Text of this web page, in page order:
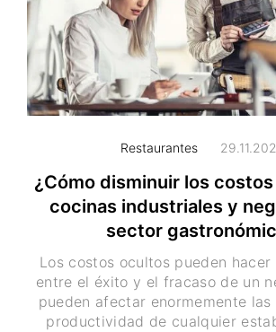
Restaurantes
¿Cómo disminuir los
cocinas industriales y
sector
Los costos ocultos pueden
entre el éxito y el fracaso de un
pueden afectar enormemente
productividad de cualquier